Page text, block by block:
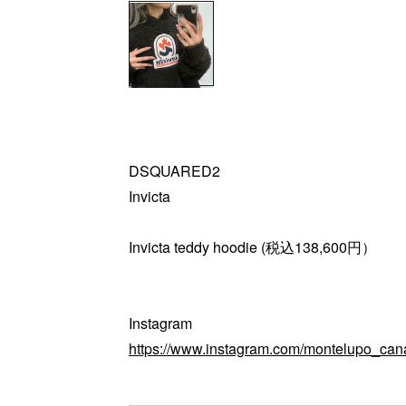
DSQUARED2
Invicta
Invicta teddy hoodie (税込138,600円）
Instagram
https://www.instagram.com/